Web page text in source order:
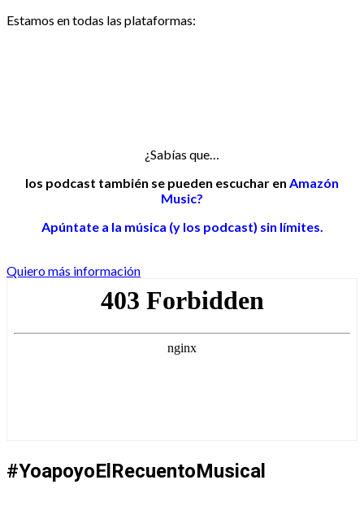
Estamos en todas las plataformas:
¿Sabías que…
los podcast también se pueden escuchar en Amazón
Music?
Apúntate a la música (y los podcast) sin límites.
Quiero más información
#YoapoyoElRecuentoMusical